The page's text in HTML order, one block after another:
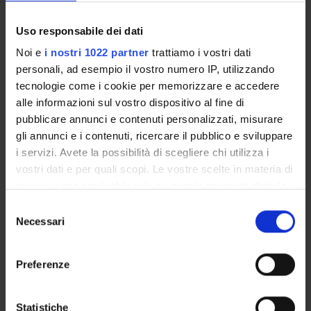
Uso responsabile dei dati
Noi e i nostri 1022 partner trattiamo i vostri dati
personali, ad esempio il vostro numero IP, utilizzando
tecnologie come i cookie per memorizzare e accedere
alle informazioni sul vostro dispositivo al fine di
pubblicare annunci e contenuti personalizzati, misurare
gli annunci e i contenuti, ricercare il pubblico e sviluppare
i servizi. Avete la possibilità di scegliere chi utilizza i
vostri dati e per quali scopi. Le vostre scelte in materia di
modificare o revocare il proprio consenso in qualsiasi
momento dalla Dichiarazione sui cookie o facendo clic
raccogliere informazioni sulla tua posizione
delNecessari
Preferenze
Statistiche
Academic Calendar
Degree Programme
Exam calendar
Notices
Thesis and internship proposals
Governing bodies
Faculty staff
STUDYING
People